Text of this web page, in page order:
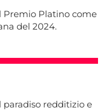
Premio Platino come
del 2024.
paradiso redditizio e